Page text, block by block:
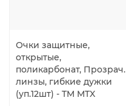
Очки защитные,
открытые,
поликарбонат, Прозрач.
линзы, гибкие дужки
(уп.12шт) - TM MTX